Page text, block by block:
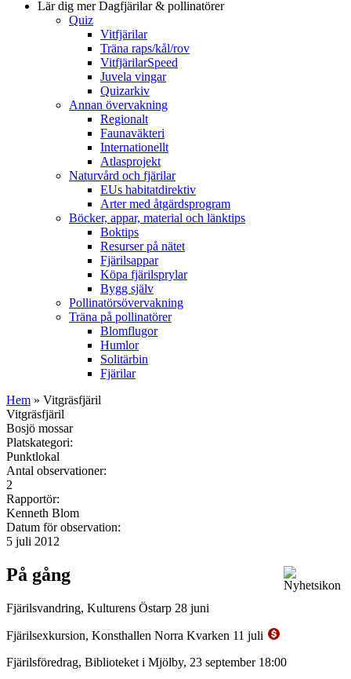
Lär dig merDagfjärilar & pollinatörer
Quiz
Vitfjärilar
Träna raps/kål/rov
VitfjärilarSpeed
Juvela vingar
Quizarkiv
Annan övervakning
Regionalt
Faunaväkteri
Internationellt
Atlasprojekt
Naturvård och fjärilar
EUs habitatdirektiv
Arter med åtgärdsprogram
Böcker, appar, material och länktips
Boktips
Resurser på nätet
Fjärilsappar
Köpa fjärilsprylar
Bygg själv
Pollinatörsövervakning
Träna på pollinatörer
Blomflugor
Humlor
Solitärbin
Fjärilar
Hem » Vitgräsfjäril
Vitgräsfjäril
Bosjö mossar
Platskategori:
Punktlokal
Antal observationer:
2
Rapportör:
Kenneth Blom
Datum för observation:
5 juli 2012
På gång
Fjärilsvandring, Kulturens Östarp 28 juni
Fjärilsexkursion, Konsthallen Norra Kvarken 11 juli
Fjärilsföredrag, Biblioteket i Mjölby, 23 september 18:00